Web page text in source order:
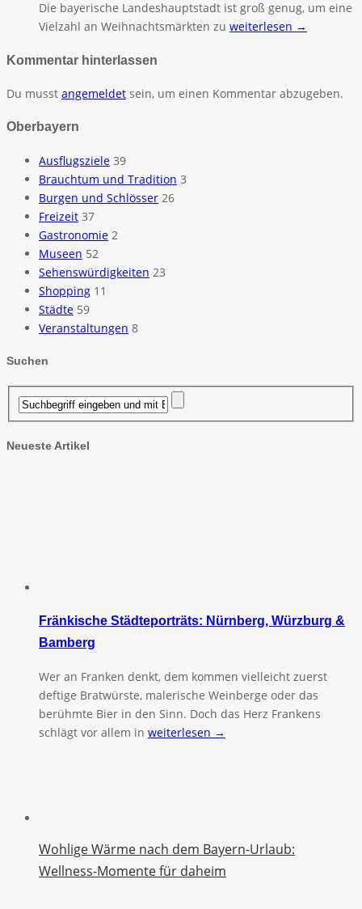
Die bayerische Landeshauptstadt ist groß genug, um eine
Vielzahl an Weihnachtsmärkten zu weiterlesen →
Kommentar hinterlassen
Du musst angemeldet sein, um einen Kommentar abzugeben.
Oberbayern
Ausflugsziele 39
Brauchtum und Tradition 3
Burgen und Schlösser 26
Freizeit 37
Gastronomie 2
Museen 52
Sehenswürdigkeiten 23
Shopping 11
Städte 59
Veranstaltungen 8
Suchen
Neueste Artikel
Fränkische Städteporträts: Nürnberg, Würzburg &
Bamberg
Wer an Franken denkt, dem kommen vielleicht zuerst
deftige Bratwürste, malerische Weinberge oder das
berühmte Bier in den Sinn. Doch das Herz Frankens
schlägt vor allem in weiterlesen →
Wohlige Wärme nach dem Bayern-Urlaub:
Wellness-Momente für daheim